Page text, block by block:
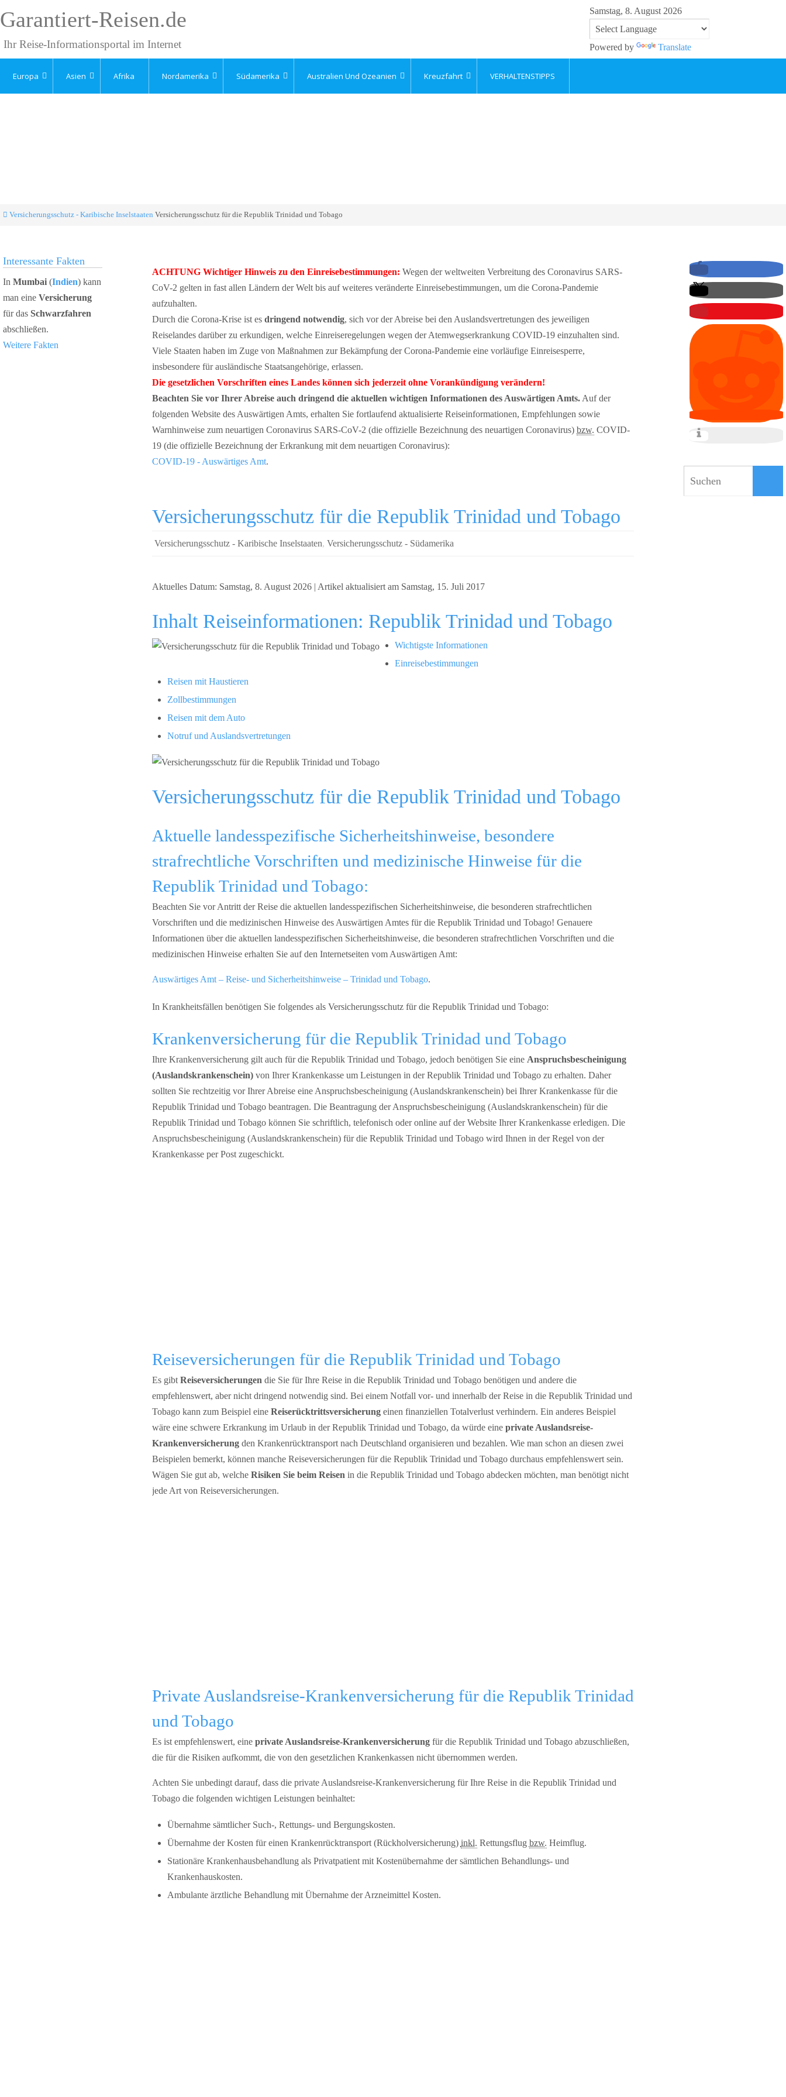
Garantiert-Reisen.de
Ihr Reise-Informationsportal im Internet
Samstag, 8. August 2026
Powered by Translate
Europa Asien Afrika Nordamerika Südamerika Australien Und Ozeanien Kreuzfahrt VERHALTENSTIPPS
Versicherungsschutz - Karibische Inselstaaten Versicherungsschutz für die Republik Trinidad und Tobago
ACHTUNG Wichtiger Hinweis zu den Einreisebestimmungen: Wegen der weltweiten Verbreitung des Coronavirus SARS-
CoV-2 gelten in fast allen Ländern der Welt bis auf weiteres veränderte Einreisebestimmungen, um die Corona-Pandemie
aufzuhalten.
Durch die Corona-Krise ist es dringend notwendig, sich vor der Abreise bei den Auslandsvertretungen des jeweiligen
Reiselandes darüber zu erkundigen, welche Einreiseregelungen wegen der Atemwegserkrankung COVID-19 einzuhalten sind.
Viele Staaten haben im Zuge von Maßnahmen zur Bekämpfung der Corona-Pandemie eine vorläufige Einreisesperre,
insbesondere für ausländische Staatsangehörige, erlassen.
Die gesetzlichen Vorschriften eines Landes können sich jederzeit ohne Vorankündigung verändern!
Beachten Sie vor Ihrer Abreise auch dringend die aktuellen wichtigen Informationen des Auswärtigen Amts. Auf der
folgenden Website des Auswärtigen Amts, erhalten Sie fortlaufend aktualisierte Reiseinformationen, Empfehlungen sowie
Warnhinweise zum neuartigen Coronavirus SARS-CoV-2 (die offizielle Bezeichnung des neuartigen Coronavirus) bzw. COVID-
19 (die offizielle Bezeichnung der Erkrankung mit dem neuartigen Coronavirus):
COVID-19 - Auswärtiges Amt.
Versicherungsschutz für die Republik Trinidad und Tobago
Versicherungsschutz - Karibische Inselstaaten, Versicherungsschutz - Südamerika
Aktuelles Datum: Samstag, 8. August 2026 | Artikel aktualisiert am Samstag, 15. Juli 2017
Inhalt Reiseinformationen: Republik Trinidad und Tobago
Wichtigste Informationen
Einreisebestimmungen
Reisen mit Haustieren
Zollbestimmungen
Reisen mit dem Auto
Notruf und Auslandsvertretungen
Versicherungsschutz für die Republik Trinidad und Tobago
Aktuelle landesspezifische Sicherheitshinweise, besondere
strafrechtliche Vorschriften und medizinische Hinweise für die
Republik Trinidad und Tobago:
Beachten Sie vor Antritt der Reise die aktuellen landesspezifischen Sicherheitshinweise, die besonderen strafrechtlichen
Vorschriften und die medizinischen Hinweise des Auswärtigen Amtes für die Republik Trinidad und Tobago! Genauere
Informationen über die aktuellen landesspezifischen Sicherheitshinweise, die besonderen strafrechtlichen Vorschriften und die
medizinischen Hinweise erhalten Sie auf den Internetseiten vom Auswärtigen Amt:
Auswärtiges Amt – Reise- und Sicherheitshinweise – Trinidad und Tobago.
In Krankheitsfällen benötigen Sie folgendes als Versicherungsschutz für die Republik Trinidad und Tobago:
Krankenversicherung für die Republik Trinidad und Tobago
Ihre Krankenversicherung gilt auch für die Republik Trinidad und Tobago, jedoch benötigen Sie eine Anspruchsbescheinigung
(Auslandskrankenschein) von Ihrer Krankenkasse um Leistungen in der Republik Trinidad und Tobago zu erhalten. Daher
sollten Sie rechtzeitig vor Ihrer Abreise eine Anspruchsbescheinigung (Auslandskrankenschein) bei Ihrer Krankenkasse für die
Republik Trinidad und Tobago beantragen. Die Beantragung der Anspruchsbescheinigung (Auslandskrankenschein) für die
Republik Trinidad und Tobago können Sie schriftlich, telefonisch oder online auf der Website Ihrer Krankenkasse erledigen. Die
Anspruchsbescheinigung (Auslandskrankenschein) für die Republik Trinidad und Tobago wird Ihnen in der Regel von der
Krankenkasse per Post zugeschickt.
Reiseversicherungen für die Republik Trinidad und Tobago
Es gibt Reiseversicherungen die Sie für Ihre Reise in die Republik Trinidad und Tobago benötigen und andere die
empfehlenswert, aber nicht dringend notwendig sind. Bei einem Notfall vor- und innerhalb der Reise in die Republik Trinidad und
Tobago kann zum Beispiel eine Reiserücktrittsversicherung einen finanziellen Totalverlust verhindern. Ein anderes Beispiel
wäre eine schwere Erkrankung im Urlaub in der Republik Trinidad und Tobago, da würde eine private Auslandsreise-
Krankenversicherung den Krankenrücktransport nach Deutschland organisieren und bezahlen. Wie man schon an diesen zwei
Beispielen bemerkt, können manche Reiseversicherungen für die Republik Trinidad und Tobago durchaus empfehlenswert sein.
Wägen Sie gut ab, welche Risiken Sie beim Reisen in die Republik Trinidad und Tobago abdecken möchten, man benötigt nicht
jede Art von Reiseversicherungen.
Private Auslandsreise-Krankenversicherung für die Republik Trinidad
und Tobago
Es ist empfehlenswert, eine private Auslandsreise-Krankenversicherung für die Republik Trinidad und Tobago abzuschließen,
die für die Risiken aufkommt, die von den gesetzlichen Krankenkassen nicht übernommen werden.
Achten Sie unbedingt darauf, dass die private Auslandsreise-Krankenversicherung für Ihre Reise in die Republik Trinidad und
Tobago die folgenden wichtigen Leistungen beinhaltet:
Übernahme sämtlicher Such-, Rettungs- und Bergungskosten.
Übernahme der Kosten für einen Krankenrücktransport (Rückholversicherung) inkl. Rettungsflug bzw. Heimflug.
Stationäre Krankenhausbehandlung als Privatpatient mit Kostenübernahme der sämtlichen Behandlungs- und
Krankenhauskosten.
Ambulante ärztliche Behandlung mit Übernahme der Arzneimittel Kosten.
Interessante Fakten
In Mumbai (Indien) kann
man eine Versicherung
für das Schwarzfahren
abschließen.
Weitere Fakten